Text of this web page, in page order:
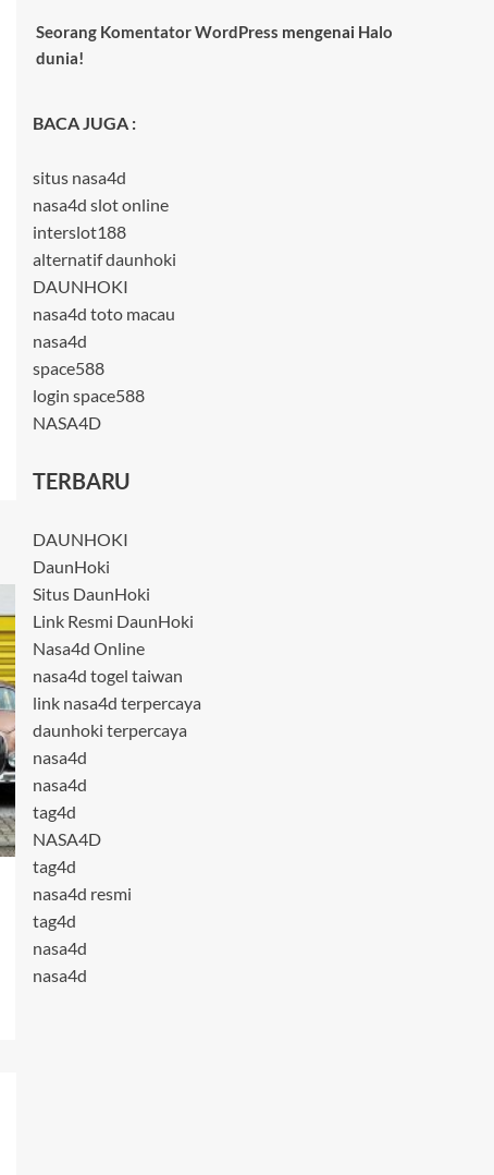
Seorang Komentator WordPress mengenai Halo
dunia!
BACA JUGA :
situs nasa4d
nasa4d slot online
interslot188
alternatif daunhoki
DAUNHOKI
nasa4d toto macau
nasa4d
space588
login space588
NASA4D
TERBARU
DAUNHOKI
DaunHoki
Situs DaunHoki
Link Resmi DaunHoki
Nasa4d Online
nasa4d togel taiwan
link nasa4d terpercaya
daunhoki terpercaya
nasa4d
nasa4d
tag4d
NASA4D
tag4d
nasa4d resmi
tag4d
nasa4d
nasa4d